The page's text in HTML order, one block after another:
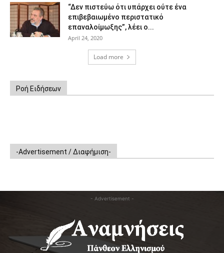
“Δεν πιστεύω ότι υπάρχει ούτε ένα
επιβεβαιωμένο περιστατικό
επαναλοίμωξης”, λέει ο...
April 24, 2020
Load more
Ροή Ειδήσεων
-Advertisement / Διαφήμιση-
- Advertisement -